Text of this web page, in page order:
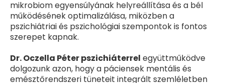
mikrobiom egyensúlyának helyreállítása és a bél
működésének optimalizálása, miközben a
pszichiátriai és pszichológiai szempontok is fontos
szerepet kapnak.
Dr. Oczella Péter pszichiáterrel együttműködve
dolgozunk azon, hogy a páciensek mentális és
emésztőrendszeri tüneteit integrált szemléletben